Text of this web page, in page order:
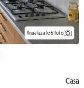
Visualizza le 6 foto
Casa